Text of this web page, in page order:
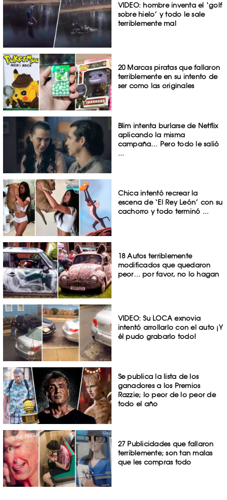
VIDEO: hombre inventa el ‘golf
sobre hielo’ y todo le sale
terriblemente mal
20 Marcas piratas que fallaron
terriblemente en su intento de
ser como las originales
Blim intenta burlarse de Netflix
aplicando la misma
campaña… Pero todo le salió
...
Chica intentó recrear la
escena de ‘El Rey León’ con su
cachorro y todo terminó ...
18 Autos terriblemente
modificados que quedaron
peor… por favor, no lo hagan
VIDEO: Su LOCA exnovia
intentó arrollarlo con el auto ¡Y
él pudo grabarlo todo!
Se publica la lista de los
ganadores a los Premios
Razzie; lo peor de lo peor de
todo el año
27 Publicidades que fallaron
terriblemente; son tan malas
que les compras todo